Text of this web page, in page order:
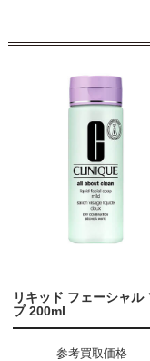
リキッド フェーシャル
プ 200ml
参考買取価格